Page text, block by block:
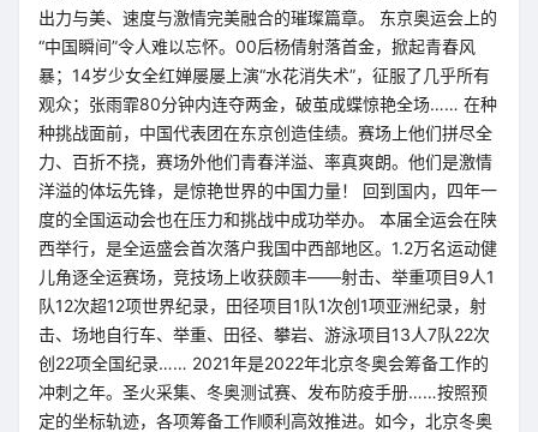
出力与美、速度与激情完美融合的璀璨篇章。 东京奥运会上的
“中国瞬间”令人难以忘怀。00后杨倩射落首金，掀起青春风
暴；14岁少女全红婵屡屡上演“水花消失术”，征服了几乎所有
观众；张雨霏80分钟内连夺两金，破茧成蝶惊艳全场…… 在种
种挑战面前，中国代表团在东京创造佳绩。赛场上他们拼尽全
力、百折不挠，赛场外他们青春洋溢、率真爽朗。他们是激情
洋溢的体坛先锋，是惊艳世界的中国力量！ 回到国内，四年一
度的全国运动会也在压力和挑战中成功举办。 本届全运会在陕
西举行，是全运盛会首次落户我国中西部地区。1.2万名运动健
儿角逐全运赛场，竞技场上收获颇丰——射击、举重项目9人1
队12次超12项世界纪录，田径项目1队1次创1项亚洲纪录，射
击、场地自行车、举重、田径、攀岩、游泳项目13人7队22次
创22项全国纪录…… 2021年是2022年北京冬奥会筹备工作的
冲刺之年。圣火采集、冬奥测试赛、发布防疫手册……按照预
定的坐标轨迹，各项筹备工作顺利高效推进。如今，北京冬奥